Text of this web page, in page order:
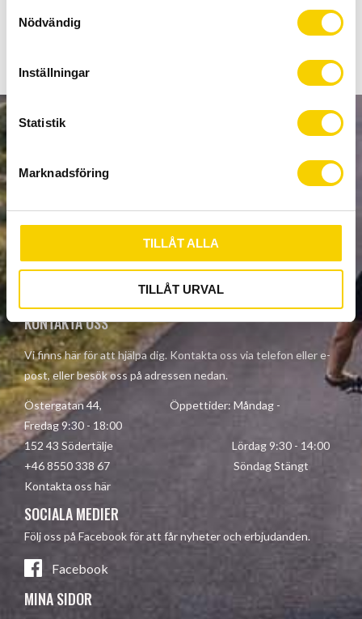
c
k
s
v
a
l
Nödvändig
Inställningar
Statistik
Marknadsföring
TILLÅT ALLA
TILLÅT URVAL
Your personal information is processed in accordance with our
privacy policy
KONTAKTA OSS
Vi finns här för att hjälpa dig. Kontakta oss via telefon eller e-
post, eller besök oss på adressen nedan.
Östergatan 44, Öppettider: Måndag -
Fredag 9:30 - 18:00
152 43 Södertälje Lördag 9:30 - 14:00
+46 8550 338 67 Söndag Stängt
Kontakta oss här
SOCIALA MEDIER
Följ oss på Facebook för att får nyheter och erbjudanden.
Facebook
MINA SIDOR